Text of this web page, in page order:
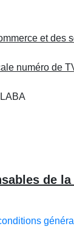
et des
numéro de
de